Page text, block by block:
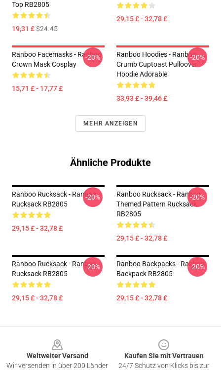
Top RB2805
19,31 £$24.45
29,15 £ - 32,78 £
Ranboo Facemasks - Ranboo
Crown Mask Cosplay
15,71 £ - 17,77 £
-20%
Ranboo Hoodies - Ranboo
Crumb Cuptoast Pulloover
Hoodie Adorable
33,93 £ - 39,46 £
-20%
MEHR ANZEIGEN
Ähnliche Produkte
Ranboo Rucksack - Ranboo
Rucksack RB2805
29,15 £ - 32,78 £
-20%
Ranboo Rucksack - Ranboo
Themed Pattern Rucksack
RB2805
29,15 £ - 32,78 £
-20%
Ranboo Rucksack - Ranboo
Rucksack RB2805
29,15 £ - 32,78 £
-20%
Ranboo Backpacks - Ranboo
Backpack RB2805
29,15 £ - 32,78 £
-20%
Weltweiter Versand
Wir versenden in über 200 Länder
Kaufen Sie mit Vertrauen
24/7 Schutz von Klicks bis zur